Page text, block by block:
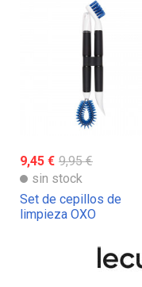
9,45 € 9,95 €
sin stock
Set de cepillos de
limpieza OXO